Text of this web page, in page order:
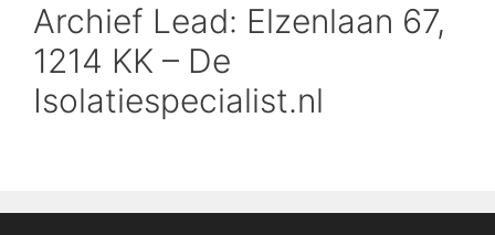
Archief Lead: Elzenlaan 67,
1214 KK – De
Isolatiespecialist.nl